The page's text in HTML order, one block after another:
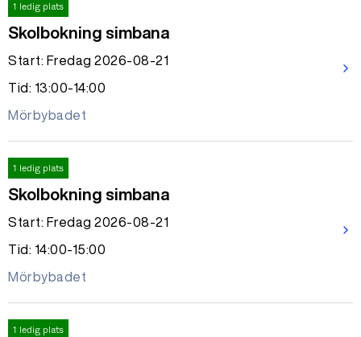
1 ledig plats
Skolbokning simbana
Start: Fredag 2026-08-21
Tid: 13:00-14:00
Mörbybadet
arrow_forward_ios
1 ledig plats
Skolbokning simbana
Start: Fredag 2026-08-21
Tid: 14:00-15:00
Mörbybadet
arrow_forward_ios
1 ledig plats